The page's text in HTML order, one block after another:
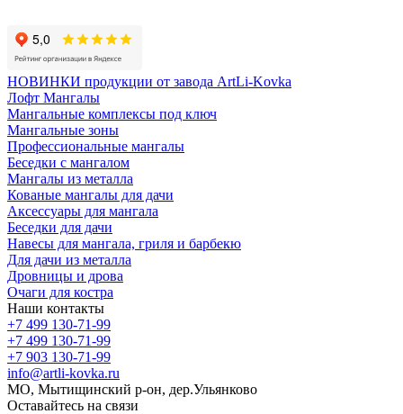
НОВИНКИ продукции от завода ArtLi-Kovka
Лофт Мангалы
Мангальные комплексы под ключ
Мангальные зоны
Профессиональные мангалы
Беседки с мангалом
Мангалы из металла
Кованые мангалы для дачи
Аксессуары для мангала
Беседки для дачи
Навесы для мангала, гриля и барбекю
Для дачи из металла
Дровницы и дрова
Очаги для костра
Наши контакты
+7 499 130-71-99
+7 499 130-71-99
+7 903 130-71-99
info@artli-kovka.ru
МО, Мытищинский р-он, дер.Ульянково
Оставайтесь на связи